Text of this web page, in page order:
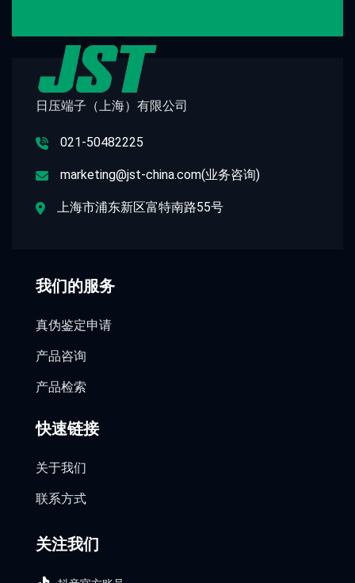
日压端子（上海）有限公司
021-50482225
marketing@jst-china.com(业务咨询)
上海市浦东新区富特南路55号
我们的服务
真伪鉴定申请
产品咨询
产品检索
快速链接
关于我们
联系方式
关注我们